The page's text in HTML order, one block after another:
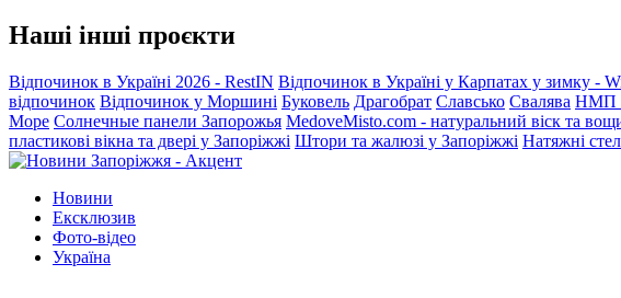
Наші інші проєкти
Відпочинок в Україні 2026 - RestIN Відпочинок в Україні у Карпатах у зимку -
відпочинок Відпочинок у Моршині Буковель Драгобрат Славсько Свалява НМП
Море Солнечные панели Запорожья MedoveMisto.com - натуральний віск та
пластикові вікна та двері у Запоріжжі Штори та жалюзі у Запоріжжі Натяжні
Новини
Ексклюзив
Фото-відео
Україна